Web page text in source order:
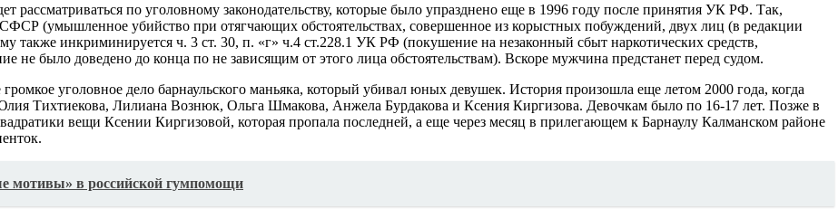
рассматриваться по уголовному законодательству, которые было упразднено еще в 1996 году после принятия УК РФ. Так,
(умышленное убийство при отягчающих обстоятельствах, совершенное из корыстных побуждений, двух лиц (в редакции
также инкриминируется ч. 3 ст. 30, п. «г» ч.4 ст.228.1 УК РФ (покушение на незаконный сбыт наркотических средств,
не было доведено до конца по не зависящим от этого лица обстоятельствам). Вскоре мужчина предстанет перед судом.
уголовное дело барнаульского маньяка, который убивал юных девушек. История произошла еще летом 2000 года, когда
Тихтиекова, Лилиана Вознюк, Ольга Шмакова, Анжела Бурдакова и Ксения Киргизова. Девочкам было по 16-17 лет. Позже в
вещи Ксении Киргизовой, которая пропала последней, а еще через месяц в прилегающем к Барнаулу Калманском районе
мотивы» в российской гумпомощи